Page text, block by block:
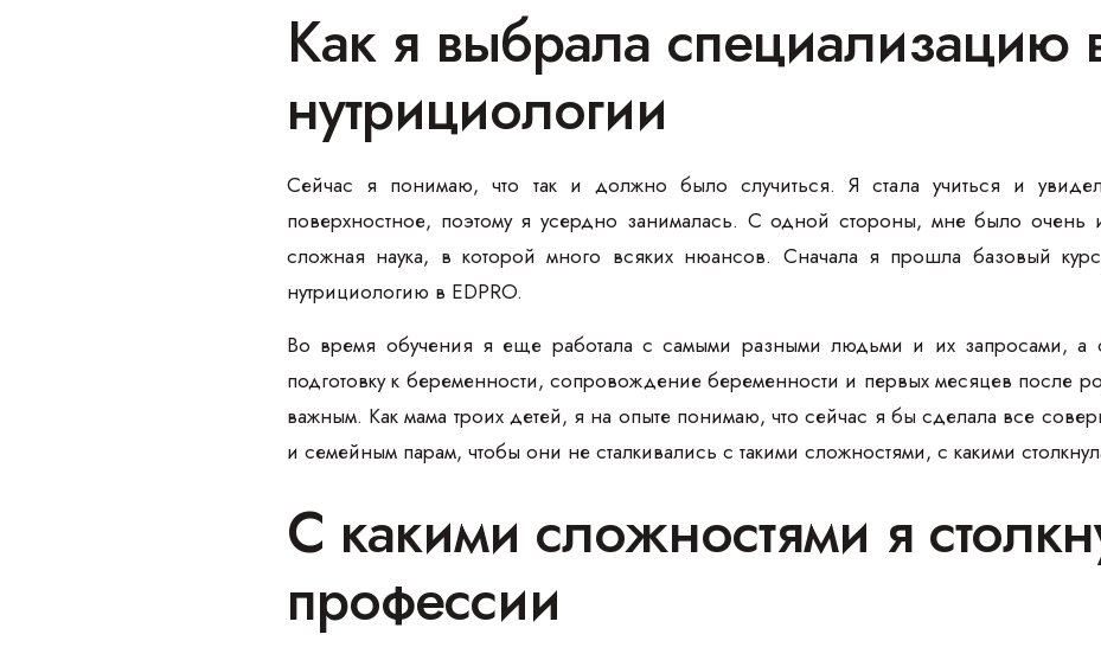
Как я выбрала специализацию
нутрициологии
Сейчас я понимаю, что так и должно было случиться. Я стала учиться и
поверхностное, поэтому я усердно занималась. С одной стороны, мне было
сложная наука, в которой много всяких нюансов. Сначала я прошла базовый
нутрициологию в EDPRO.
Во время обучения я еще работала с самыми разными людьми и их запросами,
подготовку к беременности, сопровождение беременности и первых месяцев после
важным. Как мама троих детей, я на опыте понимаю, что сейчас я бы сделала все
и семейным парам, чтобы они не сталкивались с такими сложностями, с какими
С какими сложностями я
профессии